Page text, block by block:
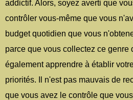
addictif. Alors, soyez averti que
contrôler vous-même que vous
budget quotidien que vous
parce que vous collectez ce genre
également apprendre à établir
priorités. Il n'est pas mauvais de
que vous avez le contrôle que